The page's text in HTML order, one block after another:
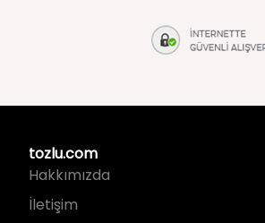
tozlu.com
İletişim
Kargo Takip